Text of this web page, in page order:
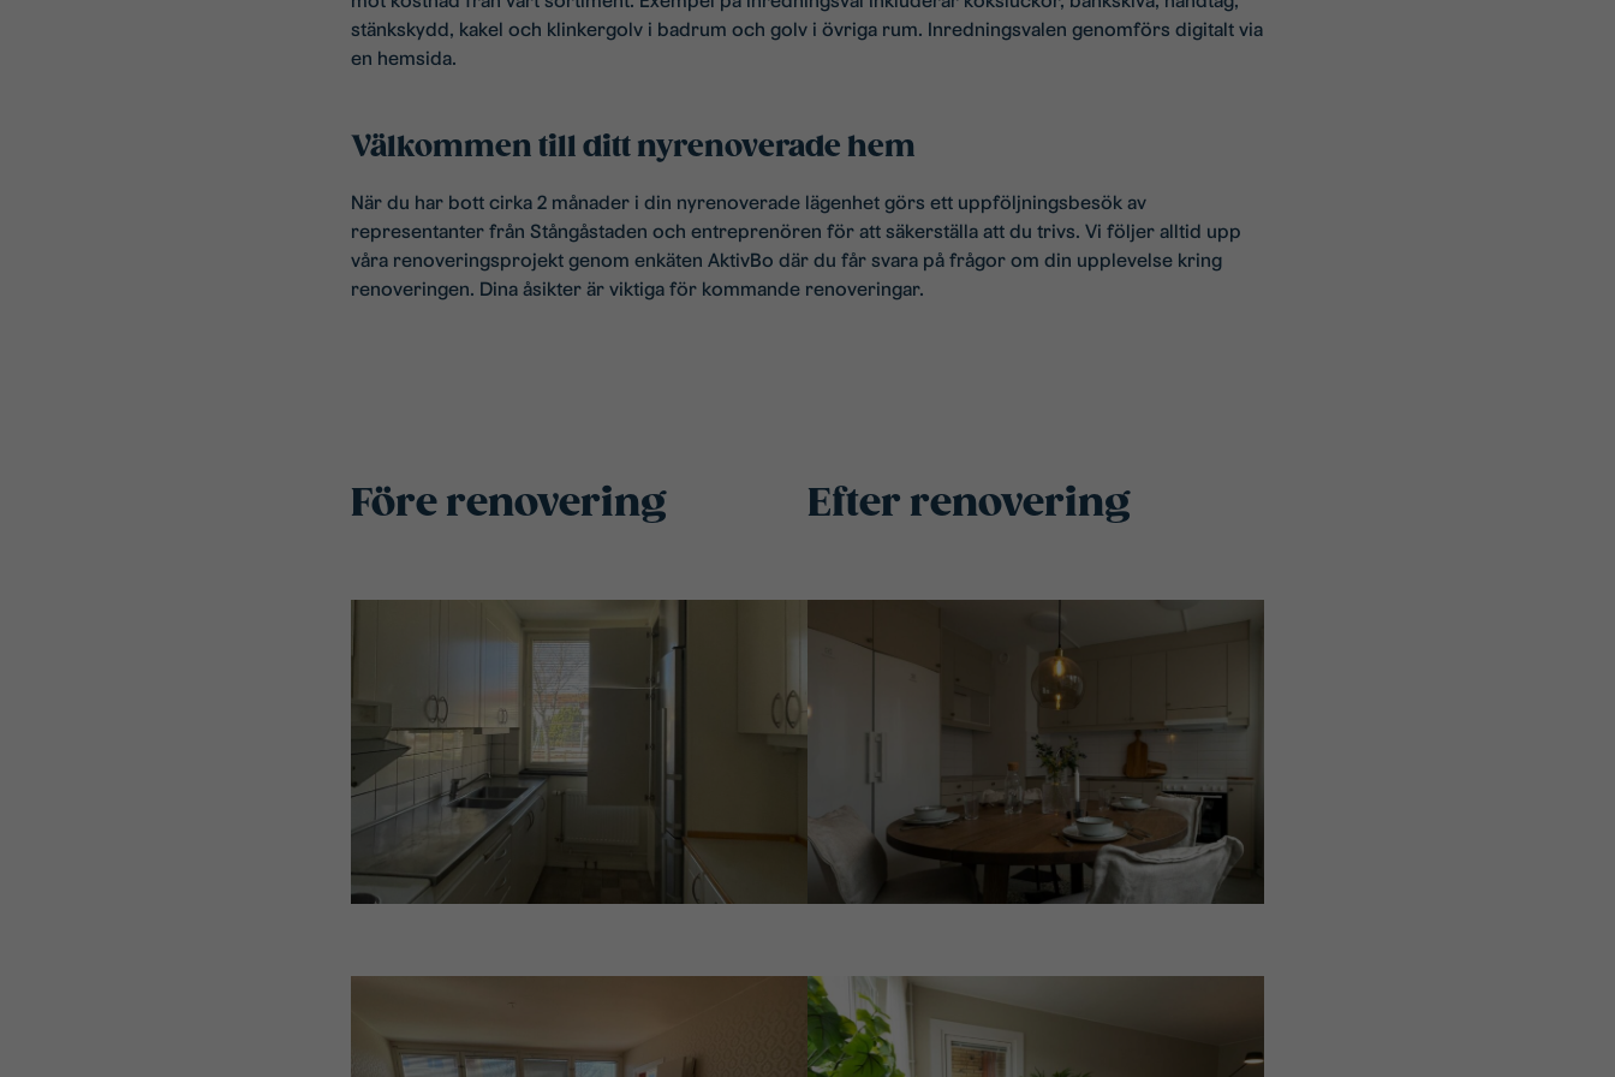
stänkskydd, kakel och klinkergolv i badrum och golv i övriga rum. Inredningsvalen genomförs digitalt via
en hemsida.
Välkommen till ditt nyrenoverade hem
När du har bott cirka 2 månader i din nyrenoverade lägenhet görs ett uppföljningsbesök av
representanter från Stångåstaden och entreprenören för att säkerställa att du trivs. Vi följer alltid upp
våra renoveringsprojekt genom enkäten AktivBo där du får svara på frågor om din upplevelse kring
renoveringen. Dina åsikter är viktiga för kommande renoveringar.
Före renovering Efter renovering